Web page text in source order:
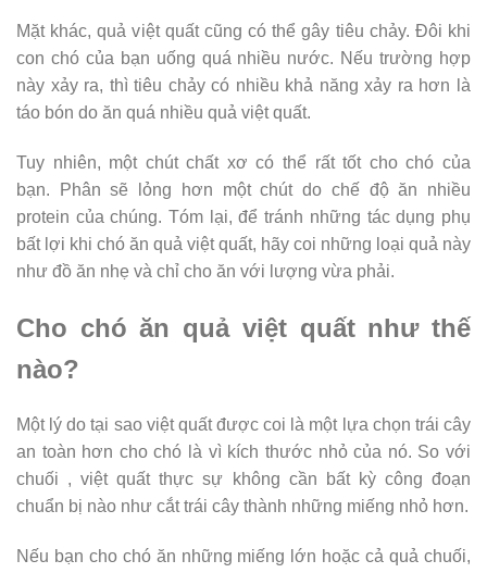
Mặt khác, quả việt quất cũng có thể gây tiêu chảy. Đôi khi
con chó của bạn uống quá nhiều nước. Nếu trường hợp
này xảy ra, thì tiêu chảy có nhiều khả năng xảy ra hơn là
táo bón do ăn quá nhiều quả việt quất.
Tuy nhiên, một chút chất xơ có thể rất tốt cho chó của
bạn. Phân sẽ lỏng hơn một chút do chế độ ăn nhiều
protein của chúng. Tóm lại, để tránh những tác dụng phụ
bất lợi khi chó ăn quả việt quất, hãy coi những loại quả này
như đồ ăn nhẹ và chỉ cho ăn với lượng vừa phải.
Cho chó ăn quả việt quất như thế
nào?
Một lý do tại sao việt quất được coi là một lựa chọn trái cây
an toàn hơn cho chó là vì kích thước nhỏ của nó. So với
chuối , việt quất thực sự không cần bất kỳ công đoạn
chuẩn bị nào như cắt trái cây thành những miếng nhỏ hơn.
Nếu bạn cho chó ăn những miếng lớn hoặc cả quả chuối,